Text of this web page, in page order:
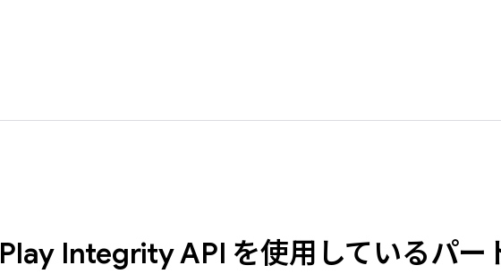
Play Integrity API を使用しているパー